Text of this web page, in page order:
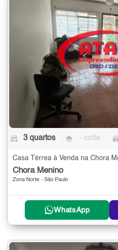
3 quartos - suíte
Casa Térrea à Venda na Chora
Chora Menino
Zona Norte - São Paulo
WhatsApp